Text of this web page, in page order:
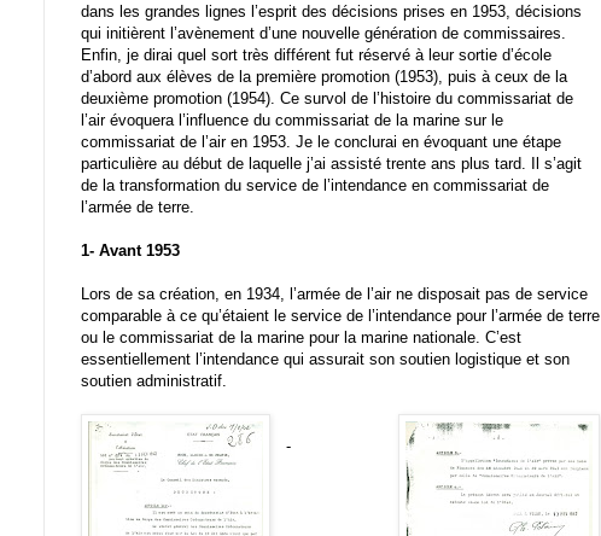
dans les grandes lignes l’esprit des décisions prises en 1953, décisions
qui initièrent l’avènement d’une nouvelle génération de commissaires.
Enfin, je dirai quel sort très différent fut réservé à leur sortie d’école
d’abord aux élèves de la première promotion (1953), puis à ceux de la
deuxième promotion (1954). Ce survol de l’histoire du commissariat de
l’air évoquera l’influence du commissariat de la marine sur le
commissariat de l’air en 1953. Je le conclurai en évoquant une étape
particulière au début de laquelle j’ai assisté trente ans plus tard. Il s’agit
de la transformation du service de l’intendance en commissariat de
l’armée de terre.
1- Avant 1953
Lors de sa création, en 1934, l’armée de l’air ne disposait pas de service
comparable à ce qu’étaient le service de l’intendance pour l’armée de terre
ou le commissariat de la marine pour la marine nationale. C’est
essentiellement l’intendance qui assurait son soutien logistique et son
soutien administratif.
-